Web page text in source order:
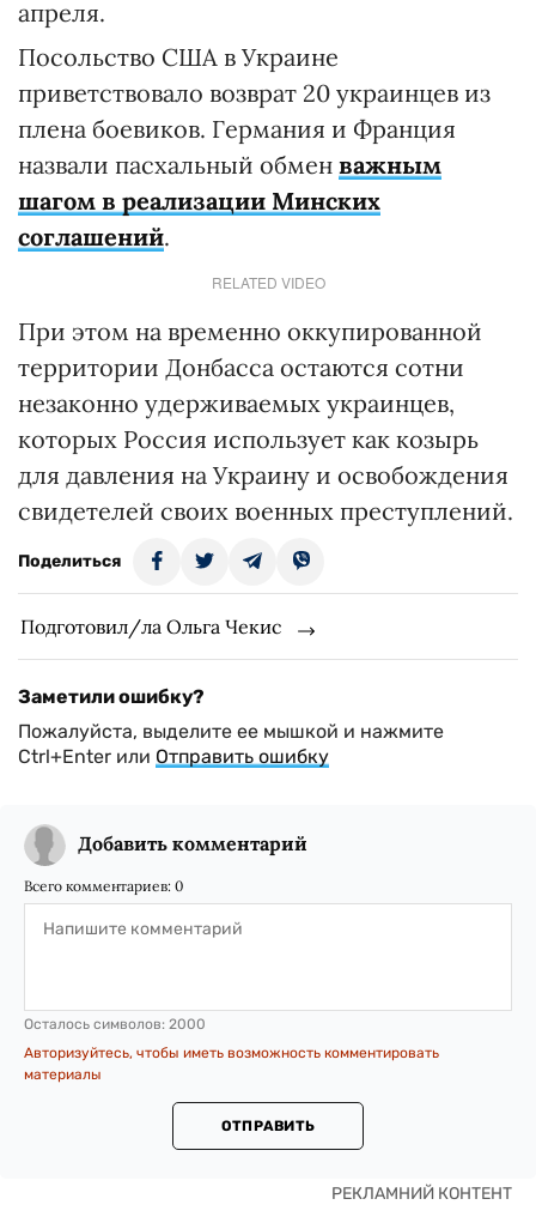
апреля.
Посольство США в Украине
приветствовало возврат 20 украинцев из
плена боевиков. Германия и Франция
назвали пасхальный обмен важным
шагом в реализации Минских
соглашений.
RELATED VIDEO
При этом на временно оккупированной
территории Донбасса остаются сотни
незаконно удерживаемых украинцев,
которых Россия использует как козырь
для давления на Украину и освобождения
свидетелей своих военных преступлений.
Поделиться
Подготовил/ла Ольга Чекис
Заметили ошибку?
Пожалуйста, выделите ее мышкой и нажмите
Ctrl+Enter или Отправить ошибку
Добавить комментарий
Всего комментариев: 0
Осталось символов: 2000
Авторизуйтесь, чтобы иметь возможность комментировать
материалы
ОТПРАВИТЬ